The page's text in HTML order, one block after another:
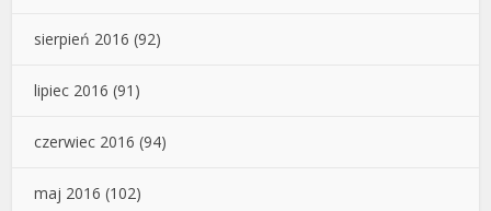
sierpień 2016 (92)
lipiec 2016 (91)
czerwiec 2016 (94)
maj 2016 (102)